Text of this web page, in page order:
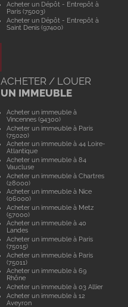
Acheter un Dépôt - Entrepôt à
Paris (75003)
Acheter un Dépôt - Entrepôt à
Saint Denis (97400)
ACHETER / LOUER
UN IMMEUBLE
Acheter un immeuble à
Vincennes (94300)
Acheter un immeuble à Paris
(75020)
Acheter un immeuble à 44 Loire-
Atlantique
Acheter un immeuble à 84
Vaucluse
Acheter un immeuble à Chartres
(28000)
Acheter un immeuble à Nice
(06000)
Acheter un immeuble à Metz
(57000)
Acheter un immeuble à 40
Landes
Acheter un immeuble à Paris
(75015)
Acheter un immeuble à Paris
(75011)
Acheter un immeuble à 69
Rhône
Acheter un immeuble à 03 Allier
Acheter un immeuble à 12
Aveyron